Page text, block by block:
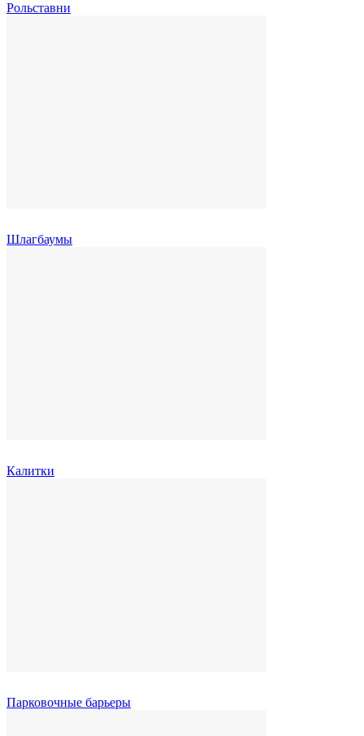
Рольставни
Шлагбаумы
Калитки
Парковочные барьеры